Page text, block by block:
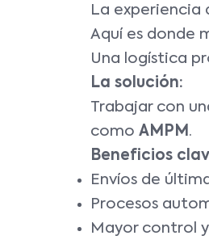
La experiencia
Aquí es donde
Una logística
La solución:
Trabajar con
como AMPM .
Beneficios
Envíos de
Procesos
Mayor control